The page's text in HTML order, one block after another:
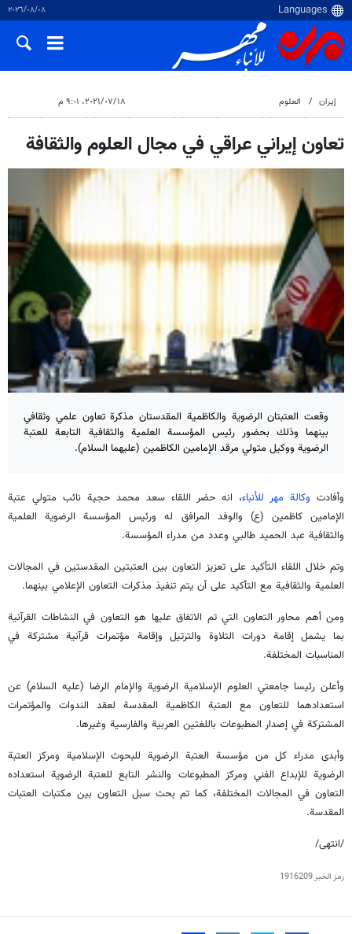
٠٨‏/٠٨‏/٢٠٢٦
إيران العلوم ١٨‏/٠٧‏/٢٠٢١، ٩:٠١ م
تعاون إيراني عراقي في مجال العلوم والثقافة
وقعت العتبتان الرضوية والكاظمية المقدستان مذكرة تعاون علمي وثقافي
بينهما وذلك بحضور رئيس المؤسسة العلمية والثقافية التابعة للعتبة
الرضوية ووكيل متولي مرقد الإمامين الكاظمين (عليهما السلام).
وأفادت وكالة مهر للأنباء، انه حضر اللقاء سعد محمد حجية نائب متولي عتبة
الإمامين كاظمين (ع) والوفد المرافق له ورئيس المؤسسة الرضوية العلمية
والثقافية عبد الحميد طالبي وعدد من مدراء المؤسسة.
وتم خلال اللقاء التأكيد على تعزيز التعاون بين العتبتين المقدستين في المجالات
العلمية والثقافية مع التأكيد على أن يتم تنفيذ مذكرات التعاون الإعلامي بينهما.
ومن أهم محاور التعاون التي تم الاتفاق عليها هو التعاون في النشاطات القرآنية
بما يشمل إقامة دورات التلاوة والترتيل وإقامة مؤتمرات قرآنية مشتركة في
المناسبات المختلفة.
وأعلن رئيسا جامعتي العلوم الإسلامية الرضوية والإمام الرضا (عليه السلام) عن
استعدادهما للتعاون مع العتبة الكاظمية المقدسة لعقد الندوات والمؤتمرات
المشتركة في إصدار المطبوعات باللغتين العربية والفارسية وغيرها.
وأبدى مدراء كل من مؤسسة العتبة الرضوية للبحوث الإسلامية ومركز العتبة
الرضوية للإبداع الفني ومركز المطبوعات والنشر التابع للعتبة الرضوية استعداده
التعاون في المجالات المختلفة، كما تم بحث سبل التعاون بين مكتبات العتبات
المقدسة.
/انتهى/
رمز الخبر1916209